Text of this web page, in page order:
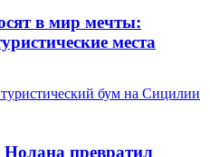
в мир мечты:
места
превратил